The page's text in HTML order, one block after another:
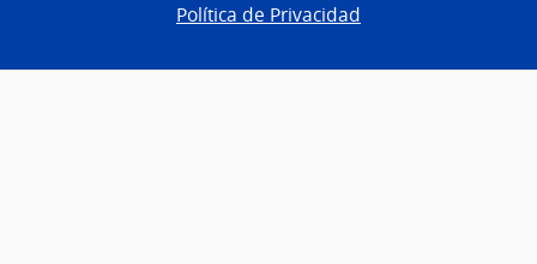
Política de Privacidad